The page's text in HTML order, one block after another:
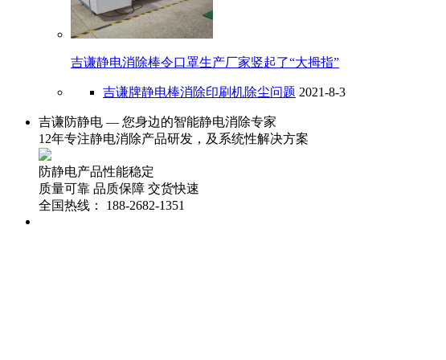
吉谦静电消除棒令口罩生产厂家竖起了“大拇指”
吉谦牌静电棒消除印刷机除尘问题 2021-8-3
吉谦防静电 — 您身边的智能静电消除专家
12年专注静电消除产品研发，及系统性解决方案
防静电产品性能稳定
质量可靠 品质保障 交货快速
全国热线： 188-2682-1351